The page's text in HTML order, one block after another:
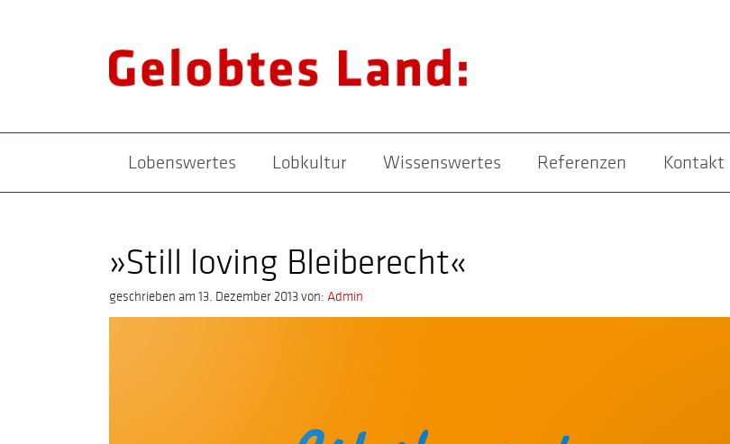
Lobenswertes Lobkultur Wissenswertes Referenzen Kontakt
»Still loving Bleiberecht«
geschrieben am 13. Dezember 2013 von:Admin